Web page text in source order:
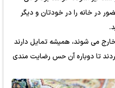
در خانه را در خودتان و دیگر
می شوند، همیشه تمایل دارند
تا دوباره آن حس رضایت مندی